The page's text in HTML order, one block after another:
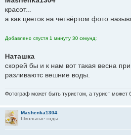
о
б
е
е
красот...
а как цветок на четвёртом фото
Добавлено спустя 1 минуту 30 секунд:
Наташка
скорей бы и к нам вот такая весна
разливаютс вешние воды.
Фотограф может быть туристом, а турист может
Mashenka1304
Школьные годы